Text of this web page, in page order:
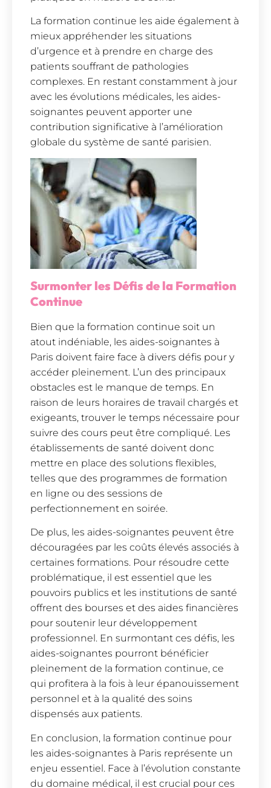
La formation continue les aide également à
mieux appréhender les situations
d’urgence et à prendre en charge des
patients souffrant de pathologies
complexes. En restant constamment à jour
avec les évolutions médicales, les aides-
soignantes peuvent apporter une
contribution significative à l’amélioration
globale du système de santé parisien.
Surmonter les Défis de la Formation
Continue
Bien que la formation continue soit un
atout indéniable, les aides-soignantes à
Paris doivent faire face à divers défis pour y
accéder pleinement. L’un des principaux
obstacles est le manque de temps. En
raison de leurs horaires de travail chargés et
exigeants, trouver le temps nécessaire pour
suivre des cours peut être compliqué. Les
établissements de santé doivent donc
mettre en place des solutions flexibles,
telles que des programmes de formation
en ligne ou des sessions de
perfectionnement en soirée.
De plus, les aides-soignantes peuvent être
découragées par les coûts élevés associés à
certaines formations. Pour résoudre cette
problématique, il est essentiel que les
pouvoirs publics et les institutions de santé
offrent des bourses et des aides financières
pour soutenir leur développement
professionnel. En surmontant ces défis, les
aides-soignantes pourront bénéficier
pleinement de la formation continue, ce
qui profitera à la fois à leur épanouissement
personnel et à la qualité des soins
dispensés aux patients.
En conclusion, la formation continue pour
les aides-soignantes à Paris représente un
enjeu essentiel. Face à l’évolution constante
du domaine médical, il est crucial pour ces